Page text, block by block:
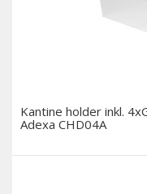
Kantine holder inkl.
Adexa CHD04A